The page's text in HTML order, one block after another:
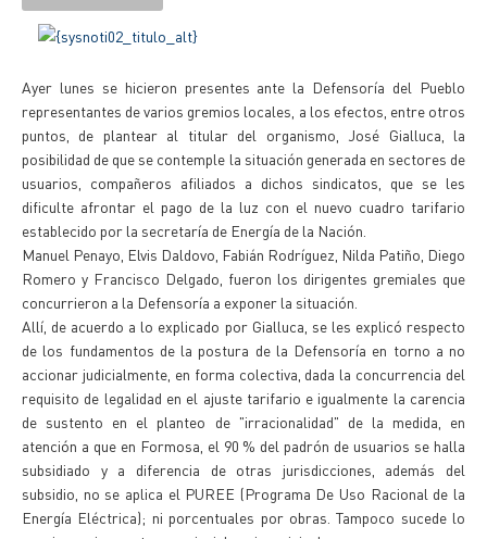
Ayer lunes se hicieron presentes ante la Defensoría del Pueblo
representantes de varios gremios locales, a los efectos, entre otros
puntos, de plantear al titular del organismo, José Gialluca, la
posibilidad de que se contemple la situación generada en sectores de
usuarios, compañeros afiliados a dichos sindicatos, que se les
dificulte afrontar el pago de la luz con el nuevo cuadro tarifario
establecido por la secretaría de Energía de la Nación.
Manuel Penayo, Elvis Daldovo, Fabián Rodríguez, Nilda Patiño, Diego
Romero y Francisco Delgado, fueron los dirigentes gremiales que
concurrieron a la Defensoría a exponer la situación.
Allí, de acuerdo a lo explicado por Gialluca, se les explicó respecto
de los fundamentos de la postura de la Defensoría en torno a no
accionar judicialmente, en forma colectiva, dada la concurrencia del
requisito de legalidad en el ajuste tarifario e igualmente la carencia
de sustento en el planteo de "irracionalidad" de la medida, en
atención a que en Formosa, el 90 % del padrón de usuarios se halla
subsidiado y a diferencia de otras jurisdicciones, además del
subsidio, no se aplica el PUREE (Programa De Uso Racional de la
Energía Eléctrica); ni porcentuales por obras. Tampoco sucede lo